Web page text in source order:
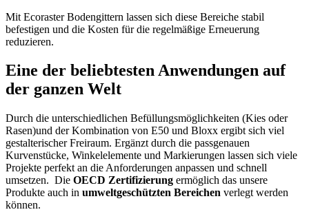
Mit Ecoraster Bodengittern lassen sich diese Bereiche stabil
befestigen und die Kosten für die regelmäßige Erneuerung
reduzieren.
Eine der beliebtesten Anwendungen auf
der ganzen Welt
Durch die unterschiedlichen Befüllungsmöglichkeiten (Kies oder
Rasen)und der Kombination von E50 und Bloxx ergibt sich viel
gestalterischer Freiraum. Ergänzt durch die passgenauen
Kurvenstücke, Winkelelemente und Markierungen lassen sich viele
Projekte perfekt an die Anforderungen anpassen und schnell
umsetzen. Die OECD Zertifizierung ermöglich das unsere
Produkte auch in umweltgeschützten Bereichen verlegt werden
können.